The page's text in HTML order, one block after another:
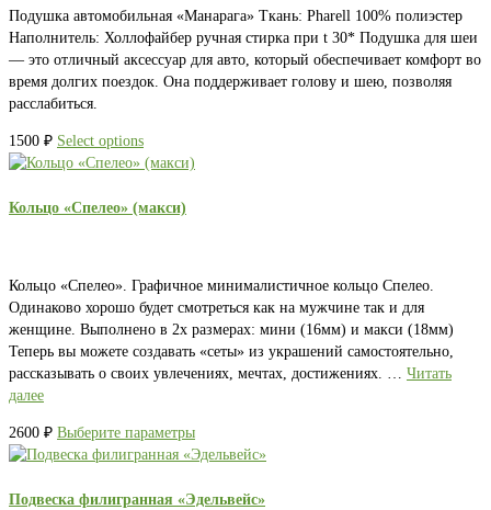
Подушка автомобильная «Манарага» Ткань: Рharell 100% полиэстер
Наполнитель: Холлофайбер ручная стирка при t 30* Подушка для шеи
— это отличный аксессуар для авто, который обеспечивает комфорт во
время долгих поездок. Она поддерживает голову и шею, позволяя
расслабиться.
1500 ₽ Select options
Кольцо «Спелео» (макси)
Кольцо «Спелео». Графичное минималистичное кольцо Спелео.
Одинаково хорошо будет смотреться как на мужчине так и для
женщине. Выполнено в 2х размерах: мини (16мм) и макси (18мм)
Теперь вы можете создавать «сеты» из украшений самостоятельно,
рассказывать о своих увлечениях, мечтах, достижениях. … Читать
далее
2600 ₽ Выберите параметры
Подвеска филигранная «Эдельвейс»